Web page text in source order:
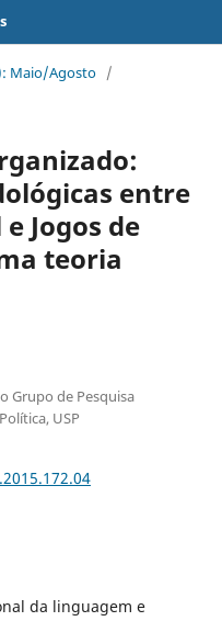
Maio/Agosto /
entre
Jogos de
teoria
Grupo de Pesquisa
USP
da linguagem e